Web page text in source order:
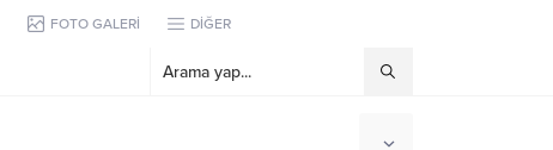
FOTO GALERİ DİĞER